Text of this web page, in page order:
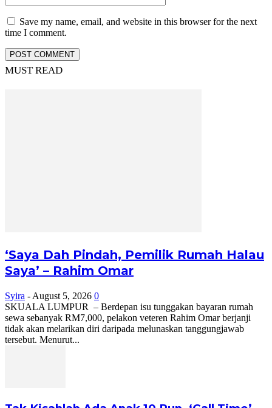
Save my name, email, and website in this browser for the next
time I comment.
MUST READ
‘Saya Dah Pindah, Pemilik Rumah Halau
Saya’ – Rahim Omar
Syira - August 5, 2026 0
SKUALA LUMPUR – Berdepan isu tunggakan bayaran rumah
sewa sebanyak RM7,000, pelakon veteren Rahim Omar berjanji
tidak akan melarikan diri daripada melunaskan tanggungjawab
tersebut. Menurut...